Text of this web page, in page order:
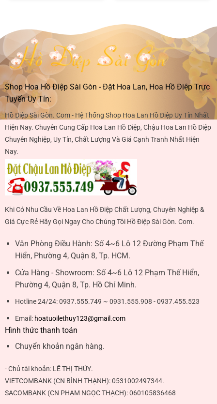
Shop Hoa Hồ Điệp Sài Gòn - Đặt Hoa Lan, Hoa Hồ Điệp Trực
Tuyến Uy Tín:
Hồ Điệp Sài Gòn. Com - Hệ Thống Shop Hoa Lan Hồ Điệp Uy Tín Nhất
Hiện Nay. Chuyên Cung Cấp Hoa Lan Hồ Điệp, Chậu Hoa Lan Hồ Điệp
Chuyên Nghiệp, Uy Tín, Chất Lượng Và Giá Cạnh Tranh Nhất Hiện
Nay.
Khi Có Nhu Cầu Về Hoa Lan Hồ Điệp Chất Lượng, Chuyên Nghiệp &
Giá Cực Rẻ Hãy Gọi Ngay Cho Chúng Tôi Hồ Điệp Sài Gòn. Com.
Văn Phòng Điều Hành: Số 4~6 Lô 12 Đường Phạm Thế
Hiển, Phường 4, Quận 8, Tp. HCM.
Cửa Hàng - Showroom: Số 4~6 Lô 12 Phạm Thế Hiển,
Phường 4, Quận 8, Tp. Hồ Chí Minh.
Hotline 24/24:0937.555.749 ~ 0931.555.908 - 0937.455.523
Email: hoatuoilethuy123@gmail.com
Hình thức thanh toán
Chuyển khoản ngân hàng.
- Chủ tài khoản: LÊ THỊ THÚY.
VIETCOMBANK (CN BÌNH THẠNH):0531002497344.
SACOMBANK (CN PHẠM NGỌC THẠCH):060105836468